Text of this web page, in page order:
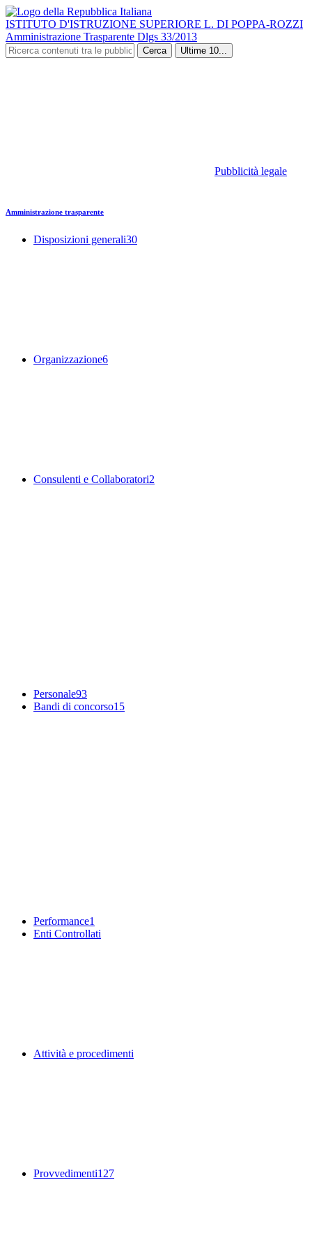
ISTITUTO D'ISTRUZIONE SUPERIORE L. DI POPPA-ROZZI
Amministrazione Trasparente Dlgs 33/2013
Cerca Ultime 10...
Pubblicità legale
Amministrazione trasparente
Disposizioni generali30
Organizzazione6
Consulenti e Collaboratori2
Personale93
Bandi di concorso15
Performance1
Enti Controllati
Attività e procedimenti
Provvedimenti127